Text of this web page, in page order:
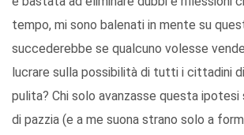
tempo, mi sono balenati in mente su
succederebbe se qualcuno volesse
lucrare sulla possibilità di tutti i cittadini
pulita? Chi solo avanzasse questa
di pazzia (e a me suona strano solo a